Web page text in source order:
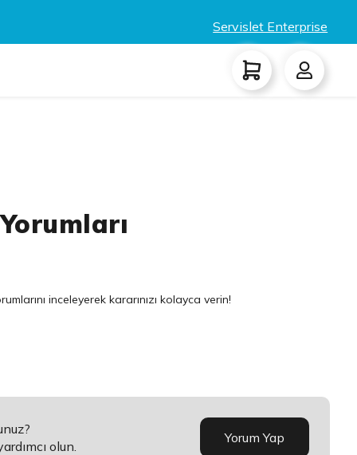
Servislet Enterprise
inceleyerek kararınızı kolayca verin!
olun.
Yorum Yap